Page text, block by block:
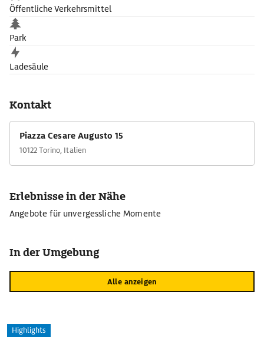
Öffentliche Verkehrsmittel
Park
Ladesäule
Kontakt
Piazza Cesare Augusto 15
10122 Torino, Italien
Erlebnisse in der Nähe
Angebote für unvergessliche Momente
In der Umgebung
Alle anzeigen
Highlights